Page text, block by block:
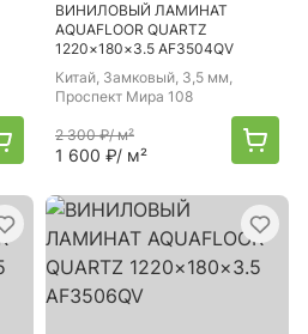
ВИНИЛОВЫЙ ЛАМИНАТ
AQUAFLOOR QUARTZ
1220×180×3.5 AF3504QV
Китай, Замковый, 3,5 мм,
Проспект Мира 108
2 300 ₽/ м²
1 600 ₽/ м²